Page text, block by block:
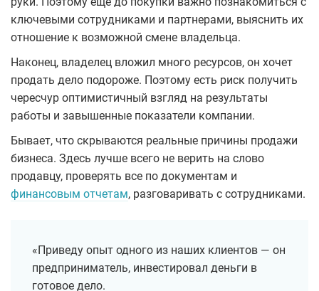
ключевыми сотрудниками и партнерами, выяснить их
отношение к возможной смене владельца.
Наконец, владелец вложил много ресурсов, он хочет
продать дело подороже. Поэтому есть риск получить
чересчур оптимистичный взгляд на результаты
работы и завышенные показатели компании.
Бывает, что скрываются реальные причины продажи
бизнеса. Здесь лучше всего не верить на слово
продавцу, проверять все по документам и
финансовым отчетам, разговаривать с сотрудниками.
«Приведу опыт одного из наших клиентов — он
предприниматель, инвестировал деньги в
готовое дело.